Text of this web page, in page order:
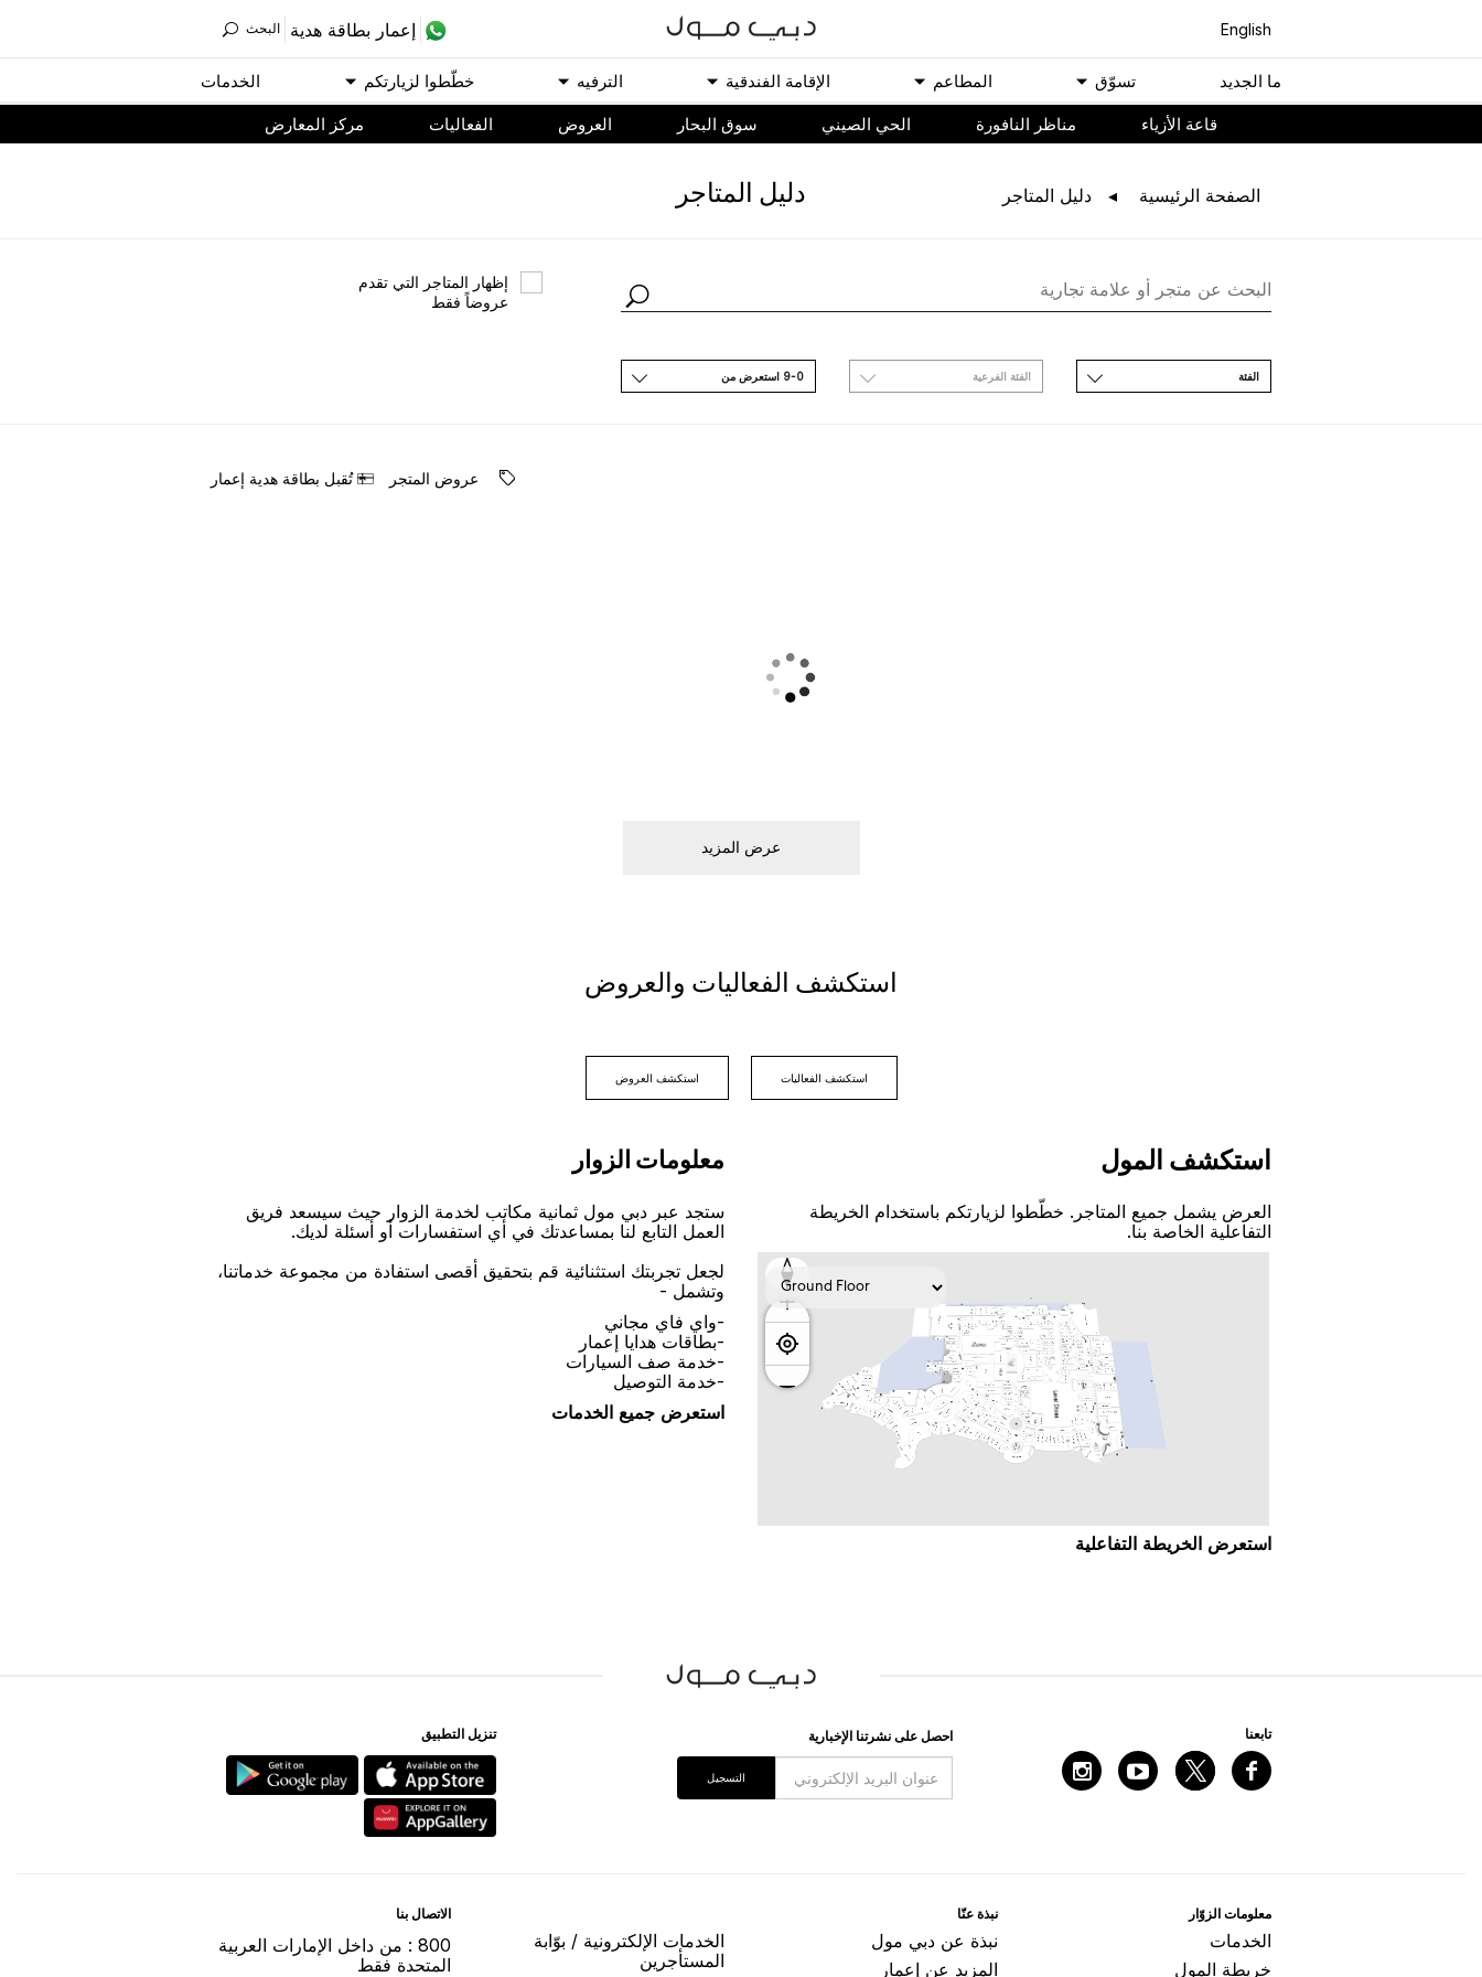
English ﺇﻋﻤﺎﺭ ﺑﻄﺎﻗﺔ ﻫﺪﻳﺔ اﻟﺒﺤﺚ
ﻣﺎ اﻟﺠﺪﻳﺪ ﺗﺴﻮّﻕ اﻟﻤﻄﺎﻋﻢ اﻹﻗﺎﻣﺔ اﻟﻔﻨﺪﻗﻴﺔ اﻟﺘﺮﻓﻴﻪ ﺧﻄّﻄﻮا ﻟﺰﻳﺎﺭﺗﻜﻢ اﻟﺨﺪﻣﺎﺕ
ﻗﺎﻋﺔ اﻷﺯﻳﺎء مناظر النافورة الحي الصيني سوق البحار اﻟﻌﺮﻭﺽ اﻟﻔﻌﺎﻟﻴﺎﺕ مركز المعارض
اﻟﺼﻔﺤﺔ اﻟﺮﺋﻴﺴﻴﺔ ﺩﻟﻴﻞ اﻟﻤﺘﺎﺟﺮ ﺩﻟﻴﻞ اﻟﻤﺘﺎﺟﺮ
ﺇﻇﻬﺎﺭ اﻟﻤﺘﺎﺟﺮ اﻟﺘﻲ ﺗﻘﺪﻡ
ﻋﺮﻭﺿﺎً ﻓﻘﻂ
اﻟﻔﺌﺔ اﻟﻔﺌﺔ اﻟﻔﺮﻋﻴﺔ 9-0 اﺳﺘﻌﺮﺽ ﻣﻦ
ﻋﺮﻭﺽ اﻟﻤﺘﺠﺮ ﺗُﻘﺒﻞ ﺑﻄﺎﻗﺔ ﻫﺪﻳﺔ ﺇﻋﻤﺎﺭ
ﻋﺮﺽ اﻟﻤﺰﻳﺪ
اﺳﺘﻜﺸﻒ اﻟﻔﻌﺎﻟﻴﺎﺕ ﻭاﻟﻌﺮﻭﺽ
اﺳﺘﻜﺸﻒ اﻟﻔﻌﺎﻟﻴﺎﺕ اﺳﺘﻜﺸﻒ اﻟﻌﺮﻭﺽ
اﺳﺘﻜﺸﻒ اﻟﻤﻮﻝ
اﻟﻌﺮﺽ ﻳﺸﻤﻞ ﺟﻤﻴﻊ اﻟﻤﺘﺎﺟﺮ. ﺧﻄّﻄﻮا ﻟﺰﻳﺎﺭﺗﻜﻢ ﺑﺎﺳﺘﺨﺪاﻡ اﻟﺨﺮﻳﻄﺔ
اﻟﺘﻔﺎﻋﻠﻴﺔ اﻟﺨﺎﺻﺔ ﺑﻨﺎ.
اﺳﺘﻌﺮﺽ اﻟﺨﺮﻳﻄﺔ اﻟﺘﻔﺎﻋﻠﻴﺔ
ﻣﻌﻠﻮﻣﺎﺕ اﻟﺰﻭاﺭ
ﺳﺘﺠﺪ ﻋﺒﺮ ﺩﺑﻲ ﻣﻮﻝ ﺛﻤﺎﻧﻴﺔ ﻣﻜﺎﺗﺐ ﻟﺨﺪﻣﺔ اﻟﺰﻭاﺭ ﺣﻴﺚ ﺳﻴﺴﻌﺪ ﻓﺮﻳﻖ
اﻟﻌﻤﻞ اﻟﺘﺎﺑﻊ ﻟﻨﺎ ﺑﻤﺴﺎﻋﺪﺗﻚ ﻓﻲ ﺃﻱ اﺳﺘﻔﺴﺎﺭاﺕ ﺃﻭ ﺃﺳﺌﻠﺔ ﻟﺪﻳﻚ.
ﻟﺠﻌﻞ ﺗﺠﺮﺑﺘﻚ اﺳﺘﺜﻨﺎﺋﻴﺔ ﻗﻢ ﺑﺘﺤﻘﻴﻖ ﺃﻗﺼﻰ اﺳﺘﻔﺎﺩﺓ ﻣﻦ ﻣﺠﻤﻮﻋﺔ ﺧﺪﻣﺎﺗﻨﺎ،
ﻭﺗﺸﻤﻞ -
-ﻭاﻱ ﻓﺎﻱ ﻣﺠﺎﻧﻲ
-ﺑﻄﺎﻗﺎﺕ ﻫﺪاﻳﺎ ﺇﻋﻤﺎﺭ
-ﺧﺪﻣﺔ ﺻﻒ اﻟﺴﻴﺎﺭاﺕ
-ﺧﺪﻣﺔ اﻟﺘﻮﺻﻴﻞ
اﺳﺘﻌﺮﺽ ﺟﻤﻴﻊ اﻟﺨﺪﻣﺎﺕ
ﺗﺎﺑﻌﻨﺎ اﺣﺼﻞ ﻋﻠﻰ ﻧﺸﺮﺗﻨﺎ اﻹﺧﺒﺎﺭﻳﺔ
اﻟﺘﺴﺠﻴﻞ
ﺗﻨﺰﻳﻞ اﻟﺘﻄﺒﻴﻖ
ﻣﻌﻠﻮﻣﺎﺕ اﻟﺰﻭّاﺭ
اﻟﺨﺪﻣﺎﺕ
ﺧﺮﻳﻄﺔ اﻟﻤﻮﻝ
ﻧﺒﺬﺓ ﻋﻨّﺎ
ﻧﺒﺬﺓ ﻋﻦ ﺩﺑﻲ ﻣﻮﻝ
المزيد عن إعمار
اﻟﺨﺪﻣﺎﺕ اﻹﻟﻜﺘﺮﻭﻧﻴﺔ / ﺑﻮّاﺑﺔ
اﻟﻤﺴﺘﺄﺟﺮﻳﻦ
اﻻﺗﺼﺎﻝ ﺑﻨﺎ
800 : ﻣﻦ ﺩاﺧﻞ اﻹﻣﺎﺭاﺕ اﻟﻌﺮﺑﻴﺔ
اﻟﻤﺘﺤﺪﺓ ﻓﻘﻂ